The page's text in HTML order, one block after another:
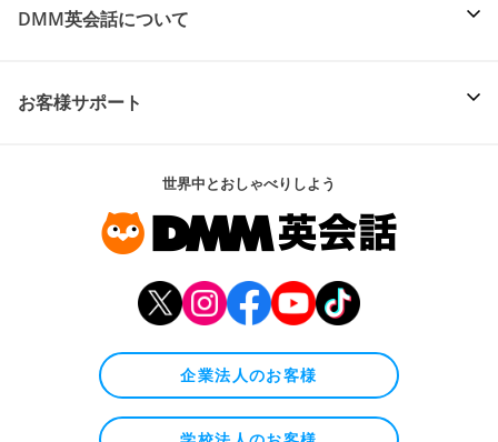
DMM英会話について
お客様サポート
世界中とおしゃべりしよう
企業法人のお客様